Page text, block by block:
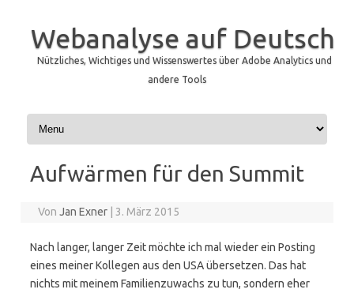
Webanalyse auf Deutsch
Nützliches, Wichtiges und Wissenswertes über Adobe Analytics und
andere Tools
Zum Inhalt springen
Aufwärmen für den Summit
VonJan Exner 3. März 2015
Nach langer, langer Zeit möchte ich mal wieder ein Posting
eines meiner Kollegen aus den USA übersetzen. Das hat
nichts mit meinem Familienzuwachs zu tun, sondern eher